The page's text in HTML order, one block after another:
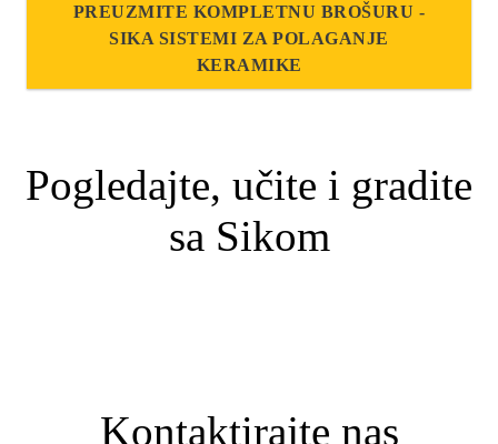
PREUZMITE KOMPLETNU BROŠURU -
SIKA SISTEMI ZA POLAGANJE
KERAMIKE
Pogledajte, učite i gradite
sa Sikom
Kontaktirajte nas